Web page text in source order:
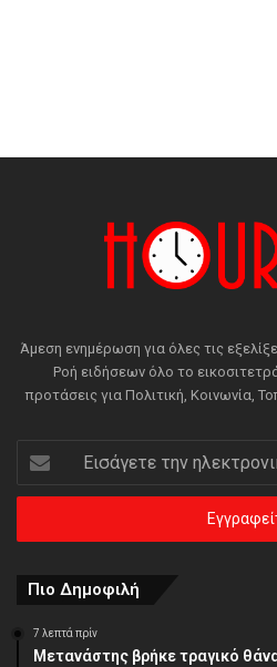
Άμεση ενημέρωση για όλες τις
Ροή ειδήσεων όλο το
προτάσεις για Πολιτική, Κοινωνία,
Εισάγετε
την
ηλεκτρονική
διεύθυνση
Πιο Δημοφιλή
7 λεπτά πρίν
Μετανάστης βρήκε τραγικό